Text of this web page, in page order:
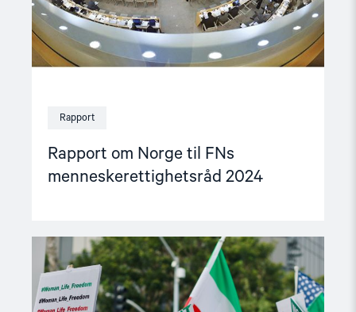
Rapport
Rapport om Norge til FNs
menneskerettighetsråd 2024
Read
article
"Norge
må
styrke